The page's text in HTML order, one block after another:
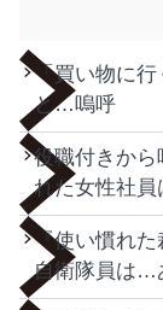
「買い物に行
と…嗚呼
役職付きか
れた女性社員
『使い慣れた
自衛隊員は…